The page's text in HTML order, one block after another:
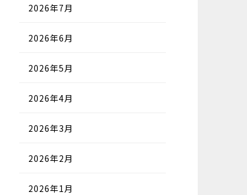
2026年7月
2026年6月
2026年5月
2026年4月
2026年3月
2026年2月
2026年1月